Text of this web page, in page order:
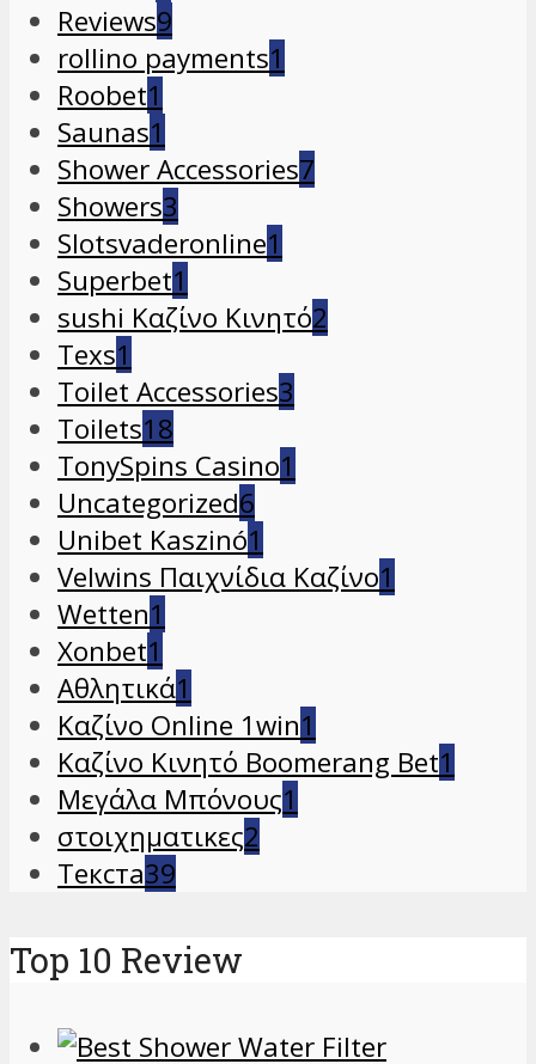
Reviews9
rollino payments1
Roobet1
Saunas1
Shower Accessories7
Showers3
Slotsvaderonline1
Superbet1
sushi Καζίνο Κινητό2
Texs1
Toilet Accessories3
Toilets18
TonySpins Casino1
Uncategorized6
Unibet Kaszinó1
Velwins Παιχνίδια Καζίνο1
Wetten1
Xonbet1
Αθλητικά1
Καζίνο Online 1win1
Καζίνο Κινητό Boomerang Bet1
Μεγάλα Μπόνους1
στοιχηματικες2
Текста39
Top 10 Review